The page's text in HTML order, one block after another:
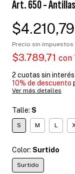
Art. 650 -
$4.210,79
Precio sin impuestos
$3.789,71 con
2 cuotas sin interés
10% de descuento
Ver más detalles
Talle: S
S M L
Color: Surtido
Surtido